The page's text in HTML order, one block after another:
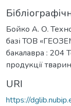
Бойко А. О.
базі ТОВ
бакалавра : 204
продукції
URI
https://